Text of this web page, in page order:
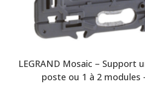
LEGRAND Mosaic – Support
poste ou 1 à 2 modules